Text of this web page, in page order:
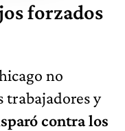
forzados
no
trabajadores y
contra los